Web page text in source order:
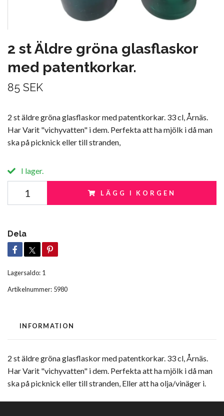
2 st Äldre gröna glasflaskor
med patentkorkar.
85 SEK
2 st äldre gröna glasflaskor med patentkorkar. 33 cl, Årnäs.
Har Varit "vichyvatten" i dem. Perfekta att ha mjölk i då man
ska på picknick eller till stranden,
I lager.
LÄGG I KORGEN
Dela
Lagersaldo: 1
Artikelnummer: 5980
INFORMATION
2 st äldre gröna glasflaskor med patentkorkar. 33 cl, Årnäs.
Har Varit "vichyvatten" i dem. Perfekta att ha mjölk i då man
ska på picknick eller till stranden, Eller att ha olja/vinäger i.